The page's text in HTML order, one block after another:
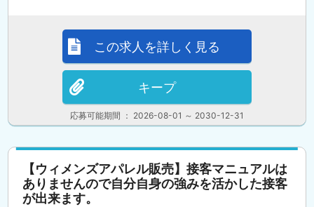
応募可能期間 ： 2026-08-01 ～ 2030-12-31
この求人を詳しく見る
キープ
【ウィメンズアパレル販売】接客マニュアルは
ありませんので自分自身の強みを活かした接客
が出来ます。